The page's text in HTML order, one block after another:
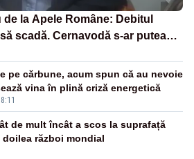
la Apele Române: Debitul
scadă. Cernavodă s-ar putea
pe cărbune, acum spun că au nevoie
vina în plină criză energetică
de mult încât a scos la suprafață
război mondial